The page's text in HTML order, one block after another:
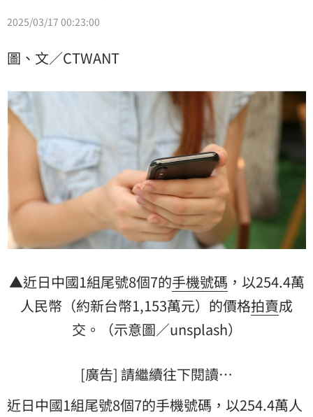
2025/03/17 00:23:00
圖、文／CTWANT
▲近日中國1組尾號8個7的手機號碼 ，以254.4萬
人民幣（約新台幣1,153萬元）的價格拍賣成
交。（示意圖／unsplash）
[廣告] 請繼續往下閱讀…
近日中國1組尾號8個7的手機號碼，以254.4萬人